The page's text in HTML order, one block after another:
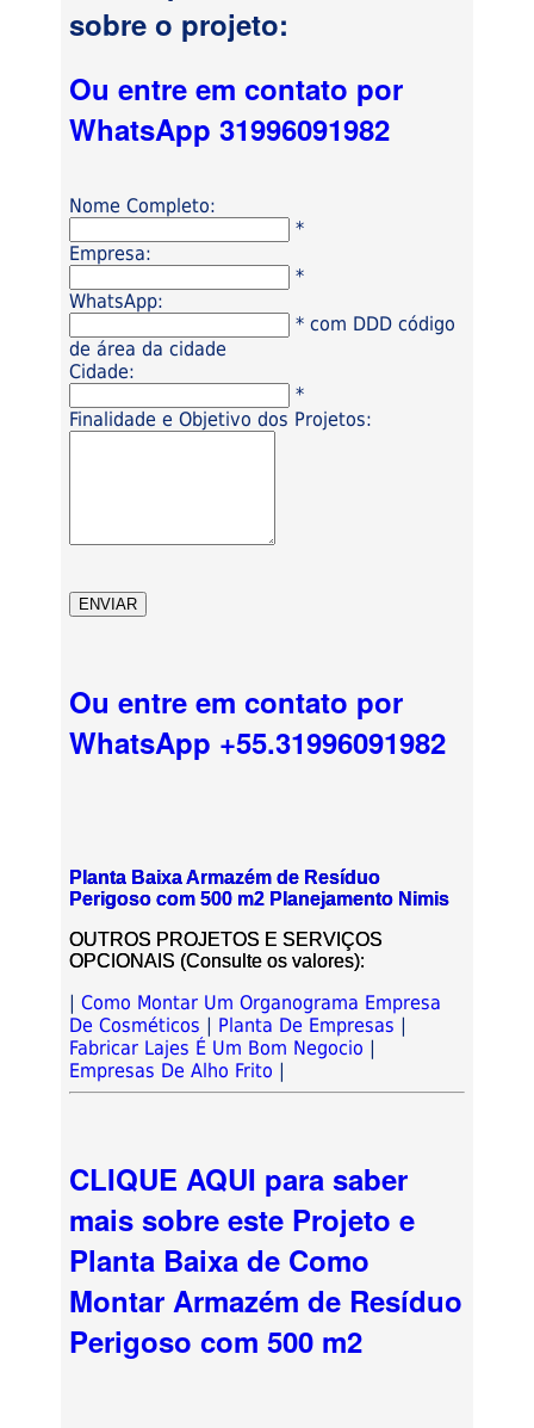
sobre o projeto:
Ou entre em contato por
WhatsApp 31996091982
Nome Completo:
*
Empresa:
*
WhatsApp:
* com DDD código
de área da cidade
Cidade:
*
Finalidade e Objetivo dos Projetos:
Ou entre em contato por
WhatsApp +55.31996091982
Planta Baixa Armazém de Resíduo
Perigoso com 500 m2 Planejamento Nimis
OUTROS PROJETOS E SERVIÇOS
OPCIONAIS (Consulte os valores):
|Como Montar Um Organograma Empresa
De Cosméticos
Planta De Empresas
Fabricar Lajes É Um Bom Negocio
Empresas De Alho Frito
CLIQUE AQUI para saber
mais sobre este Projeto e
Planta Baixa de Como
Montar Armazém de Resíduo
Perigoso com 500 m2